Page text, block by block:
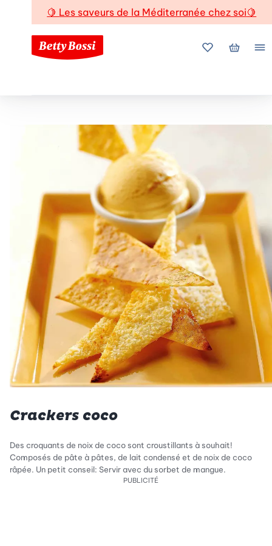
🍋 Les saveurs de la Méditerranée chez soi🍋
Mes favoris
Mon
Crackers coco
Des croquants de noix de coco sont croustillants à souhait!
Composés de pâte à pâtes, de lait condensé et de noix de coco
râpée. Un petit conseil: Servir avec du sorbet de mangue.
PUBLICITÉ